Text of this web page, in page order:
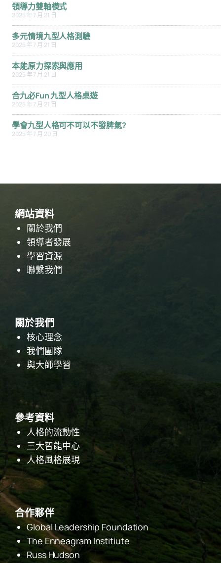
領導力雙軸模式
2025 年 7 月 21 日
多元情境九型人格測驗
2025 年 7 月 21 日
本能原力探索與應用
2025 年 7 月 21 日
合九必Fun 九型人格桌遊
2025 年 7 月 21 日
學會九型人格可不可以不發脾氣?
2025 年 7 月 20 日
網站資料
關於我們
領導者發展
學習資源
聯繫我們
關於我們
核心理念
我們團隊
與大師學習
參考資料
人格的流動性
三大智能中心
人格風格展現
合作夥伴
Global Leadership Foundation
The Enneagram Institiute
Russ Hudson